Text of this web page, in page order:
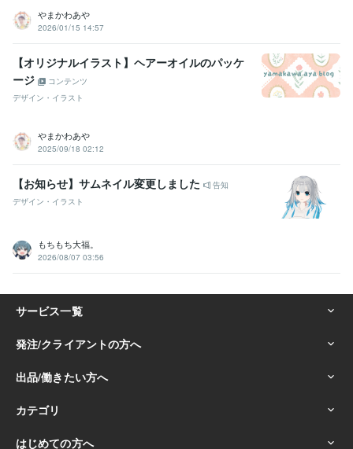
やまかわあや
2026/01/15 14:57
【オリジナルイラスト】ヘアーオイルのパッケ
ージ
コンテンツ
デザイン・イラスト
やまかわあや
2025/09/18 02:12
【お知らせ】サムネイル変更しました
告知
デザイン・イラスト
もちもち大福。
2026/08/07 03:56